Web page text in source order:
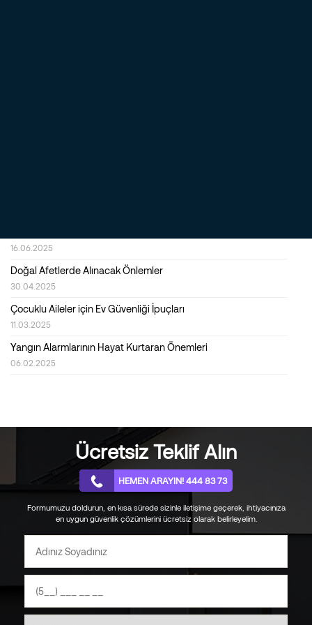
16.06.2025
Doğal Afetlerde Alınacak Önlemler
30.04.2025
Çocuklu Aileler için Ev Güvenliği İpuçları
11.03.2025
Yangın Alarmlarının Hayat Kurtaran Önemleri
06.02.2025
Yapay Zekanın Ev Güvenliği Konusundaki Yetenekleri
31.10.2024
Okula Dönüş Yolunda Çocukların Adaptasyonu için 8 Etkili
27.08.2024
Sıcaklık, Nem Kontrolü ve Otomasyon Sistemleri Nelerdir?
23.07.2024
Ücretsiz Teklif Alın
HEMEN ARAYIN! 444 83 73
Formumuzu doldurun, en kısa sürede sizinle iletişime geçerek, ihtiyacınıza
en uygun güvenlik çözümlerini ücretsiz olarak belirleyelim.